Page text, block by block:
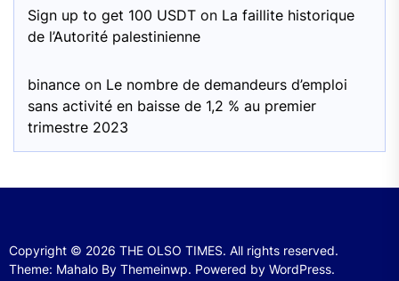
Sign up to get 100 USDT on La faillite historique
de l’Autorité palestinienne
binance on Le nombre de demandeurs d’emploi
sans activité en baisse de 1,2 % au premier
trimestre 2023
Copyright © 2026 THE OLSO TIMES. All rights reserved.
Theme: Mahalo By Themeinwp. Powered by WordPress.